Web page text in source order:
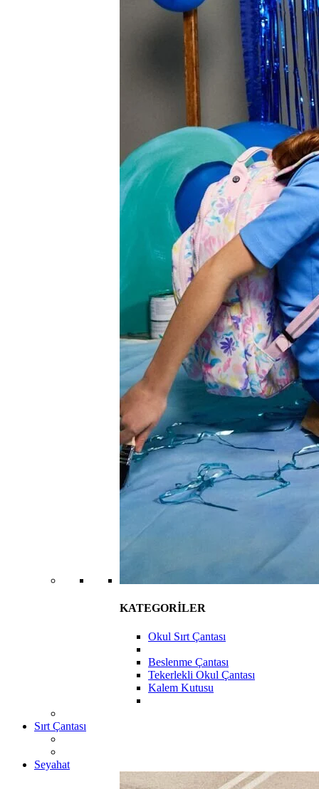
KATEGORİLER
Okul Sırt Çantası
Beslenme Çantası
Tekerlekli Okul Çantası
Kalem Kutusu
Sırt Çantası
Seyahat